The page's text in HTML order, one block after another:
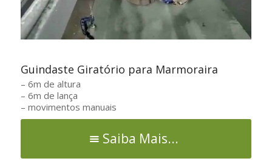
Guindaste Giratório para Marmoraira
– 6m de altura
– 6m de lança
– movimentos manuais
Saiba Mais...